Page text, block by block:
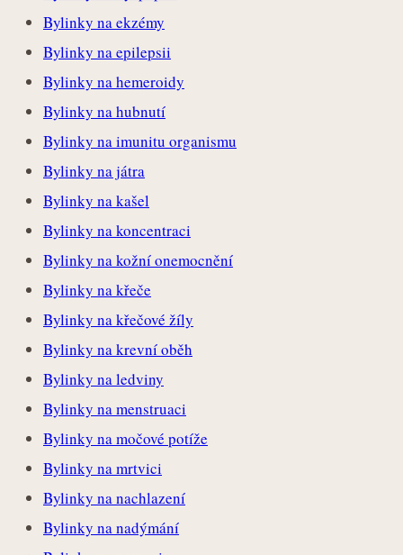
Bylinky na ekzémy
Bylinky na epilepsii
Bylinky na hemeroidy
Bylinky na hubnutí
Bylinky na imunitu organismu
Bylinky na játra
Bylinky na kašel
Bylinky na koncentraci
Bylinky na kožní onemocnění
Bylinky na křeče
Bylinky na křečové žíly
Bylinky na krevní oběh
Bylinky na ledviny
Bylinky na menstruaci
Bylinky na močové potíže
Bylinky na mrtvici
Bylinky na nachlazení
Bylinky na nadýmání